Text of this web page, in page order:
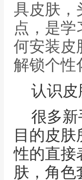
具皮肤，
点，是
何安装皮
解锁个性
认识
很多
目的皮
性的直接
肤，角色